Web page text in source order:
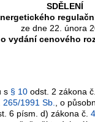
SDĚLENÍ
ze dne 22. února
o vydání cenového
s § 10 odst. 2 zákona
265/1991 Sb.
, o
6 písm. d) zákona č.